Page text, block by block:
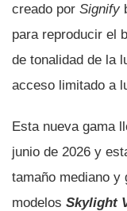
creado por Signify
para reproducir el
de tonalidad de la
acceso limitado a
Esta nueva gama
junio de 2026 y
tamaño mediano y
modelos Skylight